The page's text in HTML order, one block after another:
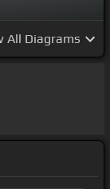
All Diagrams